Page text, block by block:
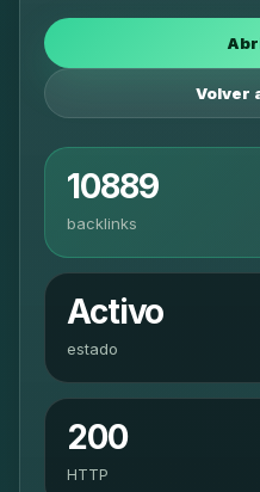
Volver
10889
backlinks
Activo
estado
200
HTTP